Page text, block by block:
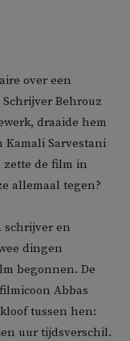
over een
Behrouz
draaide hem
Kamali Sarvestani
zette de film in
allemaal tegen?
schrijver en
dingen
begonnen. De
Abbas
tussen hen:
uur tijdsverschil.